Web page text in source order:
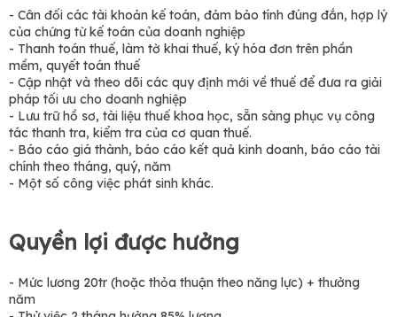
- Cân đối các tài khoản kế toán, đảm bảo tính đúng đắn, hợp lý
của chứng từ kế toán của doanh nghiệp
- Thanh toán thuế, làm tờ khai thuế, ký hóa đơn trên phần
mềm, quyết toán thuế
- Cập nhật và theo dõi các quy định mới về thuế để đưa ra giải
pháp tối ưu cho doanh nghiệp
- Lưu trữ hồ sơ, tài liệu thuế khoa học, sẵn sàng phục vụ công
tác thanh tra, kiểm tra của cơ quan thuế.
- Báo cáo giá thành, báo cáo kết quả kinh doanh, báo cáo tài
chính theo tháng, quý, năm
- Một số công việc phát sinh khác.
Quyền lợi được hưởng
- Mức lương 20tr (hoặc thỏa thuận theo năng lực) + thưởng
năm